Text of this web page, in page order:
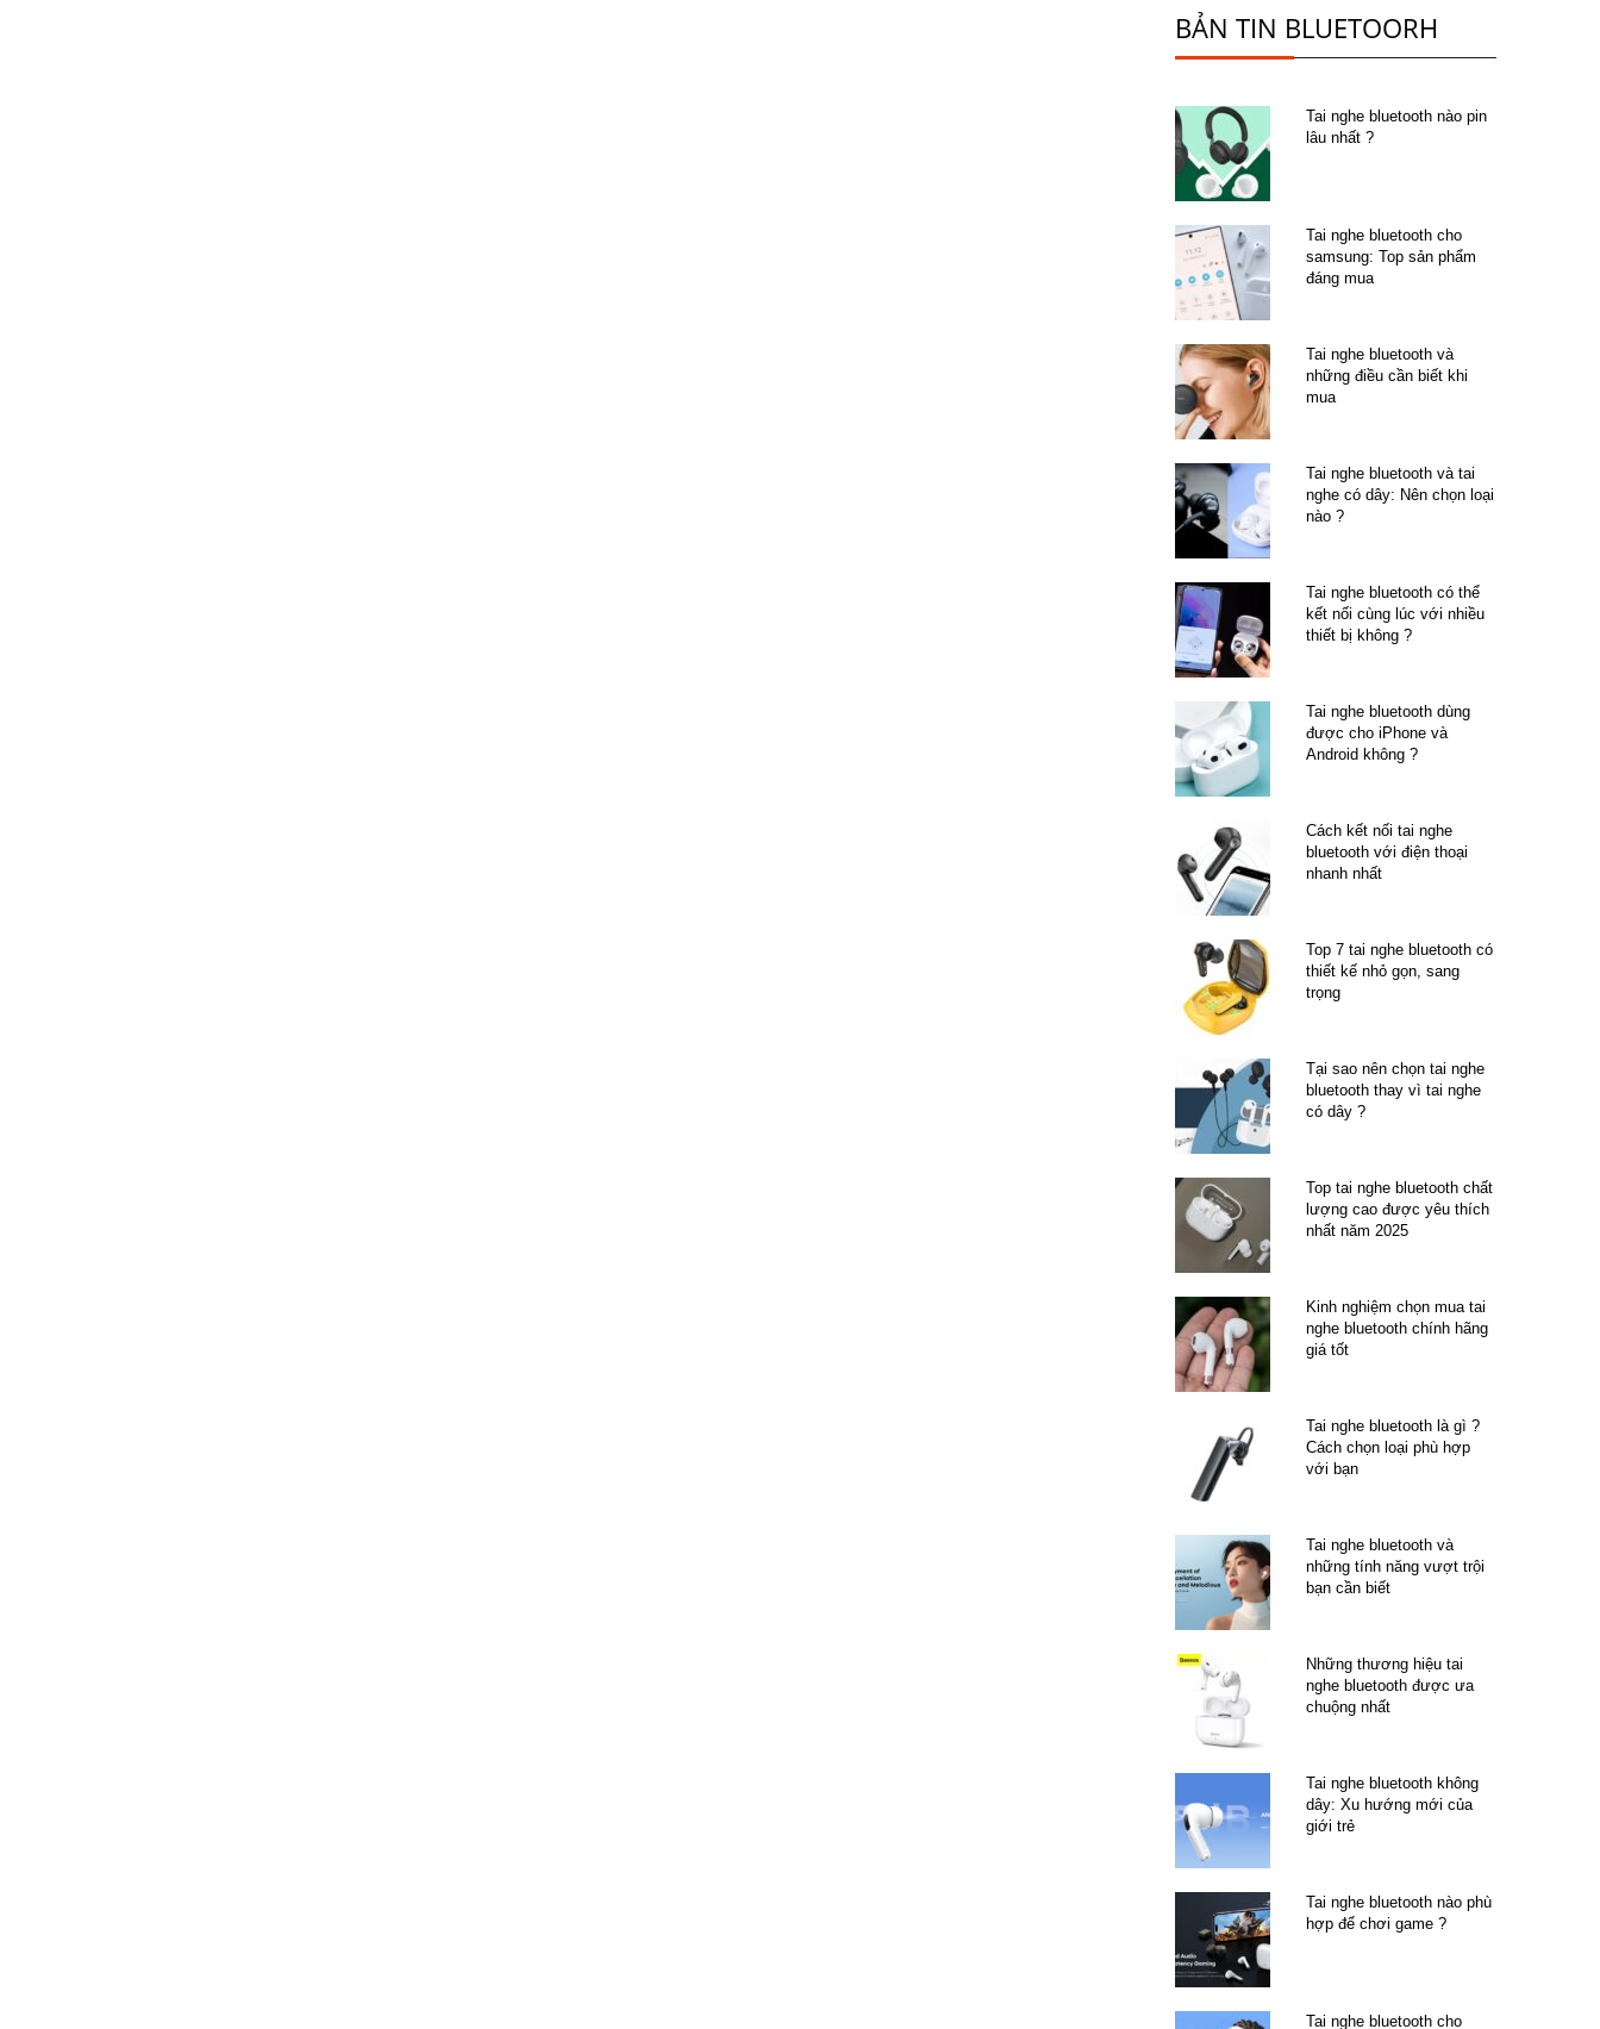
BẢN TIN BLUETOORH
Tai nghe bluetooth nào pin
lâu nhất ?
Tai nghe bluetooth cho
samsung: Top sản phẩm
đáng mua
Tai nghe bluetooth và
những điều cần biết khi
mua
Tai nghe bluetooth và tai
nghe có dây: Nên chọn loại
nào ?
Tai nghe bluetooth có thể
kết nối cùng lúc với nhiều
thiết bị không ?
Tai nghe bluetooth dùng
được cho iPhone và
Android không ?
Cách kết nối tai nghe
bluetooth với điện thoại
nhanh nhất
Top 7 tai nghe bluetooth có
thiết kế nhỏ gọn, sang
trọng
Tại sao nên chọn tai nghe
bluetooth thay vì tai nghe
có dây ?
Top tai nghe bluetooth chất
lượng cao được yêu thích
nhất năm 2025
Kinh nghiệm chọn mua tai
nghe bluetooth chính hãng
giá tốt
Tai nghe bluetooth là gì ?
Cách chọn loại phù hợp
với bạn
Tai nghe bluetooth và
những tính năng vượt trội
bạn cần biết
Những thương hiệu tai
nghe bluetooth được ưa
chuộng nhất
Tai nghe bluetooth không
dây: Xu hướng mới của
giới trẻ
Tai nghe bluetooth nào phù
hợp để chơi game ?
Tai nghe bluetooth cho